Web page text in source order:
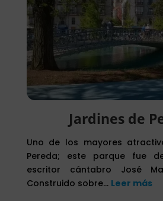
Jardines de
Uno de los mayores
Pereda; este parque fue
escritor cántabro José
Construido sobre… Leer más